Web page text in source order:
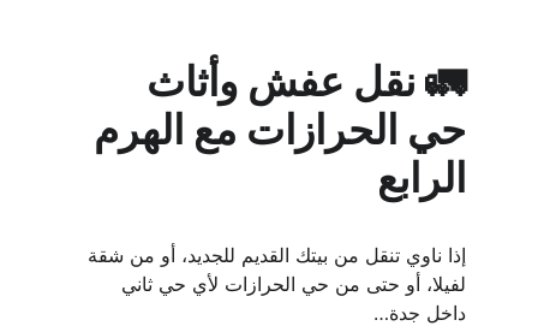
🚛 نقل عفش وأثاث
حي الحرازات مع الهرم
الرابع
إذا ناوي تنقل من بيتك القديم للجديد، أو من شقة
لفيلا، أو حتى من حي الحرازات لأي حي ثاني
داخل جدة…